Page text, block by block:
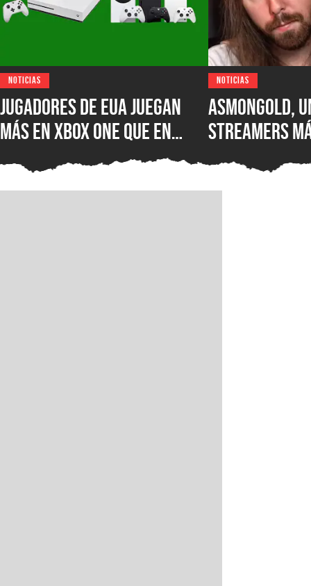
NOTICIAS
Jugadores de EUA juegan
más en XBOX One que en
XBOX Series X|S: encuesta
muestra el desastre de
NOTICIAS
Asmongold,
streamers
del mundo,
Twitch por